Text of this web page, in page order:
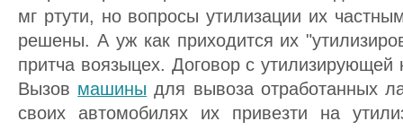
мг ртути, но вопросы утилизации их
решены. А уж как приходится их
притча воязыцех. Договор с
Вызов машины для вывоза отработанных
своих автомобилях их привезти на